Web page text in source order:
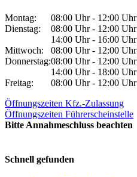
Montag:
08:00 Uhr - 12:00 Uhr
Dienstag:
08:00 Uhr - 12:00 Uhr
14:00 Uhr - 16:00 Uhr
Mittwoch:
08:00 Uhr - 12:00 Uhr
Donnerstag:08:00 Uhr - 12:00 Uhr
14:00 Uhr - 18:00 Uhr
Freitag:
08:00 Uhr - 12:00 Uhr
Öffnungszeiten Kfz.-Zulassung
Öffnungszeiten Führerscheinstelle
Bitte Annahmeschluss beachten
Schnell gefunden